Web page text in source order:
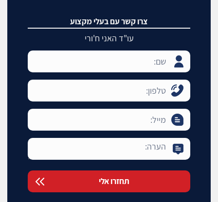
צרו קשר עם בעלי מקצוע
עו"ד האני ח'ורי